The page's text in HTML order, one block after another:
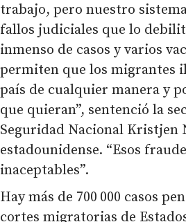
trabajo, pero nuestro
fallos judiciales que lo
inmenso de casos y varios
permiten que los migrantes
país de cualquier manera y
que quieran”, sentenció la
Seguridad Nacional Kristjen
estadounidense. “Esos
inaceptables”.
Hay más de 700 000 casos
cortes migratorias de